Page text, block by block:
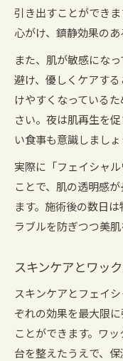
引き出すことができ
心がけ、鎮静効果のあ
また、肌が敏感にな
避け、優しくケアす
けやすくなっている
さい。夜は肌再生を
い食事も意識しましょ
実際に「フェイシャ
ことで、肌の透明感
ます。施術後の数日
ラブルを防ぎつつ美肌
スキンケアとワッ
スキンケアとフェイ
ぞれの効果を最大限
ことができます。ワ
台を整えたうえで、